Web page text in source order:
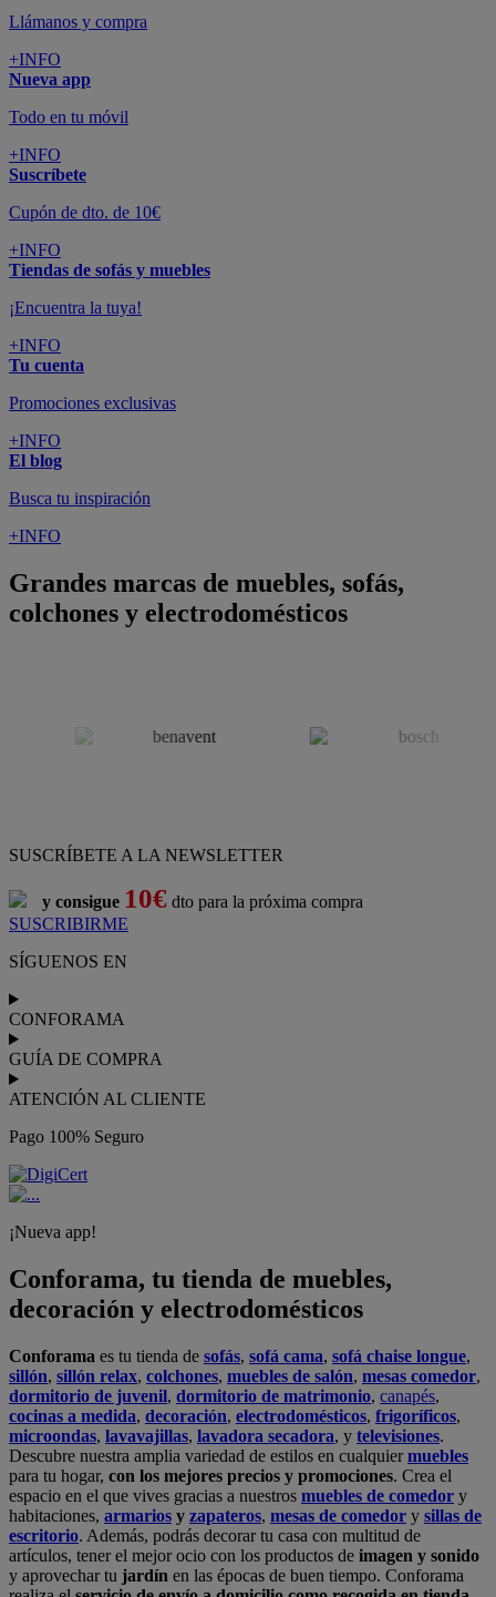
Llámanos y compra
+INFO
Nueva app
Todo en tu móvil
+INFO
Suscríbete
Cupón de dto. de 10€
+INFO
Tiendas de sofás y muebles
¡Encuentra la tuya!
+INFO
Tu cuenta
Promociones exclusivas
+INFO
El blog
Busca tu inspiración
+INFO
Grandes marcas de muebles, sofás,
colchones y electrodomésticos
SUSCRÍBETE A LA NEWSLETTER
y consigue 10€ dto para la próxima compra
SUSCRIBIRME
SÍGUENOS EN
CONFORAMA
GUÍA DE COMPRA
ATENCIÓN AL CLIENTE
Pago 100% Seguro
¡Nueva app!
Conforama, tu tienda de muebles,
decoración y electrodomésticos
Conforama es tu tienda de sofás, sofá cama, sofá chaise longue,
sillón, sillón relax, colchones, muebles de salón, mesas comedor,
dormitorio de juvenil, dormitorio de matrimonio, canapés,
cocinas a medida, decoración, electrodomésticos, frigoríficos,
microondas, lavavajillas, lavadora secadora, y televisiones.
Descubre nuestra amplia variedad de estilos en cualquiermuebles
para tu hogar, con los mejores precios y promociones. Crea el
espacio en el que vives gracias a nuestros muebles de comedor y
habitaciones, armarios y zapateros, mesas de comedor y sillas de
escritorio. Además, podrás decorar tu casa con multitud de
artículos, tener el mejor ocio con los productos de imagen y sonido
y aprovechar tu jardín en las épocas de buen tiempo. Conforama